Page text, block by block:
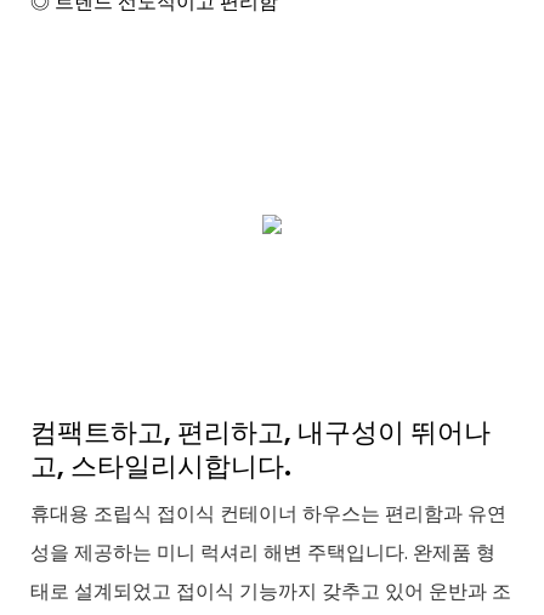
컴팩트하고, 편리하고, 내구성이 뛰어나
고, 스타일리시합니다.
휴대용 조립식 접이식 컨테이너 하우스는 편리함과 유연
성을 제공하는 미니 럭셔리 해변 주택입니다. 완제품 형
태로 설계되었고 접이식 기능까지 갖추고 있어 운반과 조